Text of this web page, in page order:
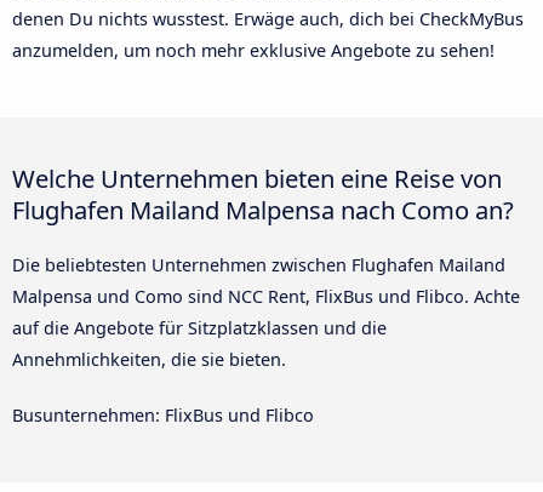
denen Du nichts wusstest. Erwäge auch, dich bei CheckMyBus
anzumelden, um noch mehr exklusive Angebote zu sehen!
Welche Unternehmen bieten eine Reise von
Flughafen Mailand Malpensa nach Como an?
Die beliebtesten Unternehmen zwischen Flughafen Mailand
Malpensa und Como sind NCC Rent, FlixBus und Flibco. Achte
auf die Angebote für Sitzplatzklassen und die
Annehmlichkeiten, die sie bieten.
Busunternehmen: FlixBus und Flibco